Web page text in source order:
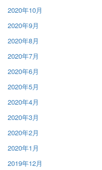
2020年10月
2020年9月
2020年8月
2020年7月
2020年6月
2020年5月
2020年4月
2020年3月
2020年2月
2020年1月
2019年12月